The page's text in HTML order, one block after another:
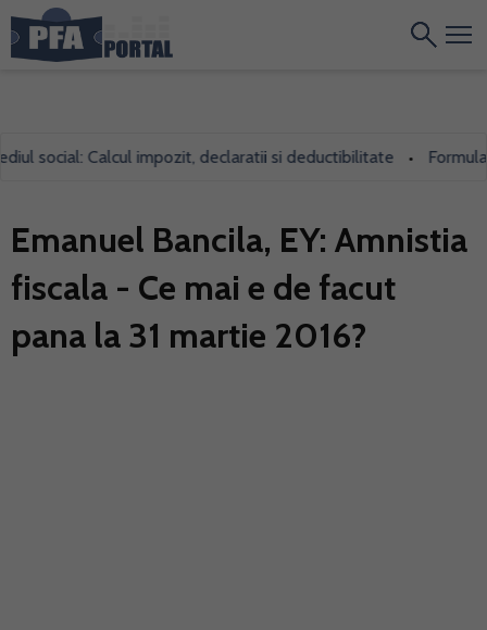
social: Calcul impozit, declaratii si deductibilitate •
Emanuel Bancila, EY: Amnistia
fiscala - Ce mai e de facut
pana la 31 martie 2016?